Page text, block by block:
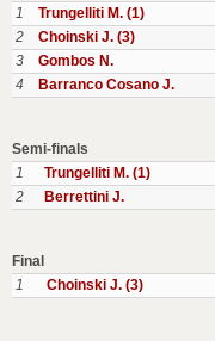
1
Trungelliti M. (1)
2
Choinski J. (3)
3
Gombos N.
4
Barranco Cosano J.
Semi-finals
1
Trungelliti M. (1)
2
Berrettini J.
Final
1
Choinski J. (3)